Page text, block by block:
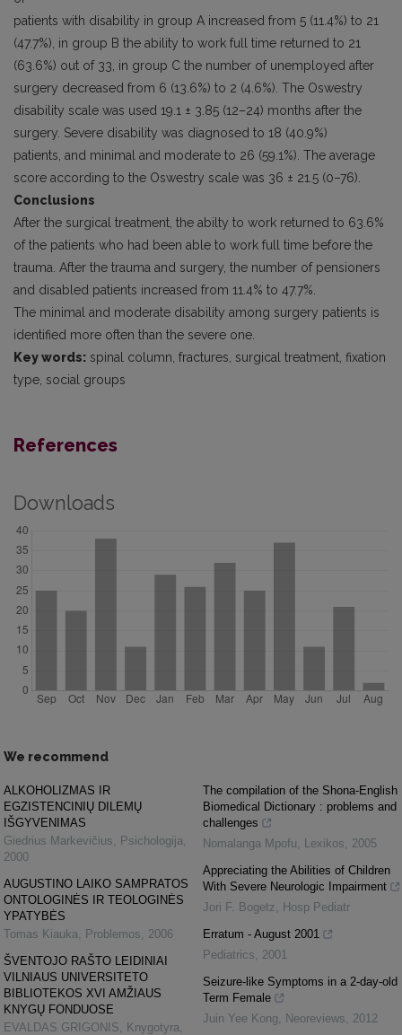
patients with disability in group A increased from 5 (11.4%) to 21
(47.7%), in group B the ability to work full time returned to 21
(63.6%) out of 33, in group C the number of unemployed after
surgery decreased from 6 (13.6%) to 2 (4.6%). The Oswestry
disability scale was used 19.1 ± 3.85 (12–24) months after the
surgery. Severe disability was diagnosed to 18 (40.9%)
patients, and minimal and moderate to 26 (59.1%). The average
score according to the Oswestry scale was 36 ± 21.5 (0–76).
Conclusions
After the surgical treatment, the abilty to work returned to 63.6%
of the patients who had been able to work full time before the
trauma. After the trauma and surgery, the number of pensioners
and disabled patients increased from 11.4% to 47.7%.
The minimal and moderate disability among surgery patients is
identified more often than the severe one.
Key words: spinal column, fractures, surgical treatment, fixation
type, social groups
References
Downloads
We recommend
ALKOHOLIZMAS IR
EGZISTENCINIŲ DILEMŲ
IŠGYVENIMAS
Giedrius Markevičius, Psichologija,
2000
AUGUSTINO LAIKO SAMPRATOS
ONTOLOGINĖS IR TEOLOGINĖS
YPATYBĖS
Tomas Kiauka, Problemos, 2006
ŠVENTOJO RAŠTO LEIDINIAI
VILNIAUS UNIVERSITETO
BIBLIOTEKOS XVI AMŽIAUS
KNYGŲ FONDUOSE
EVALDAS GRIGONIS, Knygotyra,
The compilation of the Shona-English
Biomedical Dictionary : problems and
challenges
Nomalanga Mpofu, Lexikos, 2005
Appreciating the Abilities of Children
With Severe Neurologic Impairment
Jori F. Bogetz, Hosp Pediatr
Erratum - August 2001
Pediatrics, 2001
Seizure-like Symptoms in a 2-day-old
Term Female
Juin Yee Kong, Neoreviews, 2012